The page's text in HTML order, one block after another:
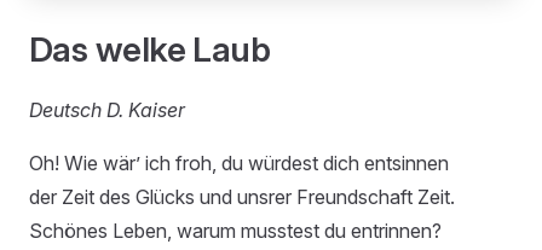
Das welke Laub
Deutsch D. Kaiser
Oh! Wie wär’ ich froh, du würdest dich entsinnen
der Zeit des Glücks und unsrer Freundschaft Zeit.
Schönes Leben, warum musstest du entrinnen?